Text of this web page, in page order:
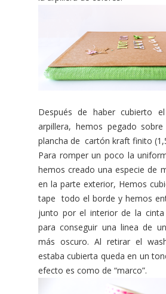
Después de haber cubierto
arpillera, hemos pegado
plancha de cartón kraft finito
Para romper un poco la
hemos creado una especie de
en la parte exterior, Hemos
tape todo el borde y hemos
junto por el interior de la cinta
para conseguir una linea de
más oscuro. Al retirar el
estaba cubierta queda en un
efecto es como de “marco”.